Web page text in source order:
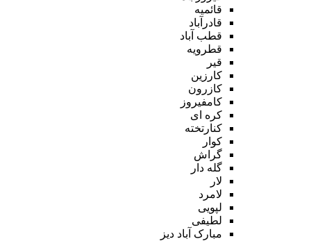
قائمیه
قادرآباد
قطب آباد
قطرویه
قیر
کارزین
کازرون
کامفیروز
کره ای
کنارتخته
کوار
گراش
گله دار
لار
لامرد
لپویی
لطیفی
مبارک آباد دیز